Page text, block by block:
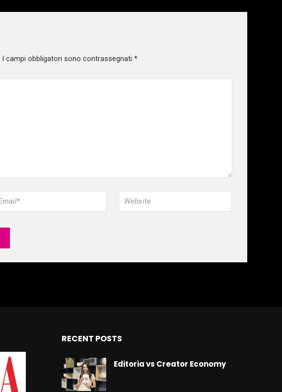
I campi obbligatori sono contrassegnati *
RECENT POSTS
Editoria vs Creator Economy